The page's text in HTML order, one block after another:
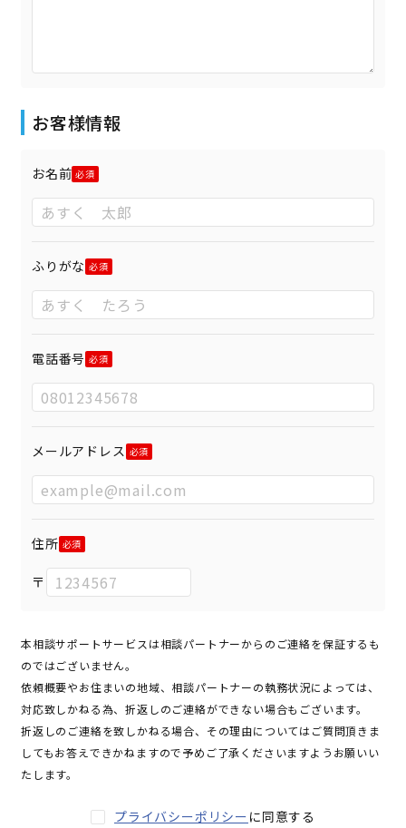
お客様情報
お名前
ふりがな
電話番号
メールアドレス
住所
〒
本相談サポートサービスは相談パートナーからのご連絡を保証するも
のではございません。
依頼概要やお住まいの地域、相談パートナーの執務状況によっては、
対応致しかねる為、折返しのご連絡ができない場合もございます。
折返しのご連絡を致しかねる場合、その理由についてはご質問頂きま
してもお答えできかねますので予めご了承くださいますようお願いい
たします。
プライバシーポリシー に同意する